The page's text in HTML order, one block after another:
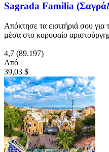
Sagrada Familia
Απόκτησε τα εισιτήριά σου για
μέσα στο κορυφαίο
4,7 (89.197)
Από
39,03 $